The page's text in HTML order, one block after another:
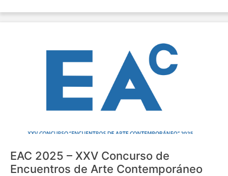
EAC 2025 – XXV Concurso de
Encuentros de Arte Contemporáneo